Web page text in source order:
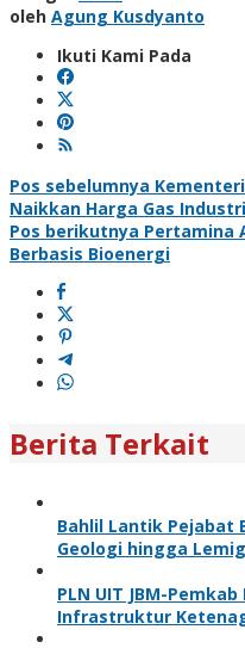
oleh Agung Kusdyanto
Ikuti Kami Pada
Navigasi
pos
Pos sebelumnya
Naikkan Harga Gas Industri
Pos berikutnya Pertamina
Berbasis Bioenergi
Berita Terkait
Bahlil Lantik Pejabat
Geologi hingga
PLN UIT JBM-
Infrastruktur